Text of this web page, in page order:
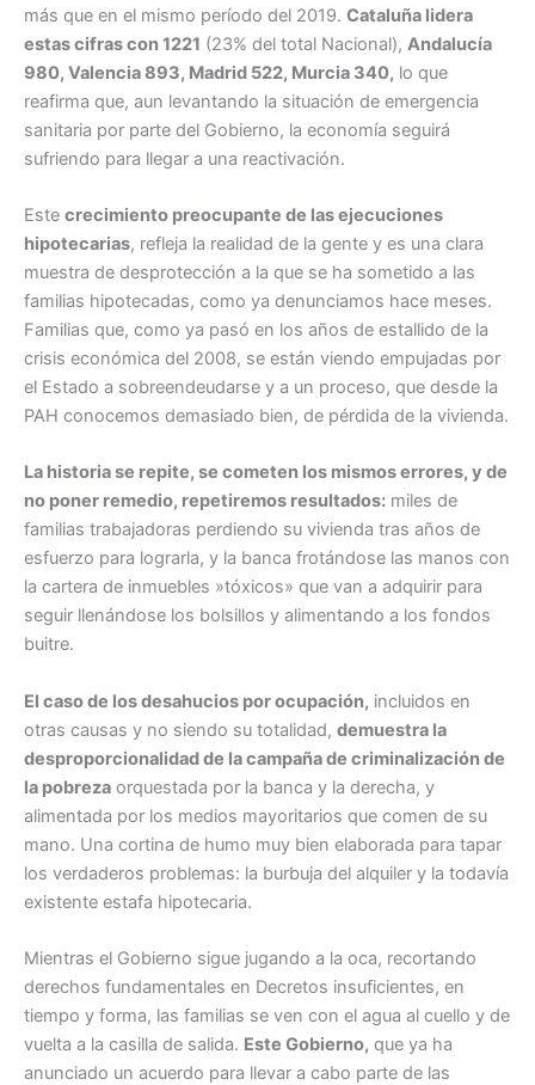
más que en el mismo período del 2019. Cataluña lidera
estas cifras con 1221 (23% del total Nacional), Andalucía
980, Valencia 893, Madrid 522, Murcia 340, lo que
reafirma que, aun levantando la situación de emergencia
sanitaria por parte del Gobierno, la economía seguirá
sufriendo para llegar a una reactivación.
Este crecimiento preocupante de las ejecuciones
hipotecarias, refleja la realidad de la gente y es una clara
muestra de desprotección a la que se ha sometido a las
familias hipotecadas, como ya denunciamos hace meses.
Familias que, como ya pasó en los años de estallido de la
crisis económica del 2008, se están viendo empujadas por
el Estado a sobreendeudarse y a un proceso, que desde la
PAH conocemos demasiado bien, de pérdida de la vivienda.
La historia se repite, se cometen los mismos errores, y de
no poner remedio, repetiremos resultados: miles de
familias trabajadoras perdiendo su vivienda tras años de
esfuerzo para lograrla, y la banca frotándose las manos con
la cartera de inmuebles »tóxicos» que van a adquirir para
seguir llenándose los bolsillos y alimentando a los fondos
buitre.
El caso de los desahucios por ocupación, incluidos en
otras causas y no siendo su totalidad, demuestra la
desproporcionalidad de la campaña de criminalización de
la pobreza orquestada por la banca y la derecha, y
alimentada por los medios mayoritarios que comen de su
mano. Una cortina de humo muy bien elaborada para tapar
los verdaderos problemas: la burbuja del alquiler y la todavía
existente estafa hipotecaria.
Mientras el Gobierno sigue jugando a la oca, recortando
derechos fundamentales en Decretos insuficientes, en
tiempo y forma, las familias se ven con el agua al cuello y de
vuelta a la casilla de salida. Este Gobierno, que ya ha
anunciado un acuerdo para llevar a cabo parte de las